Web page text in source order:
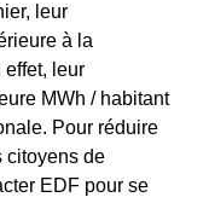
leur
à la
leur
MWh / habitant
Pour réduire
citoyens de
EDF pour se